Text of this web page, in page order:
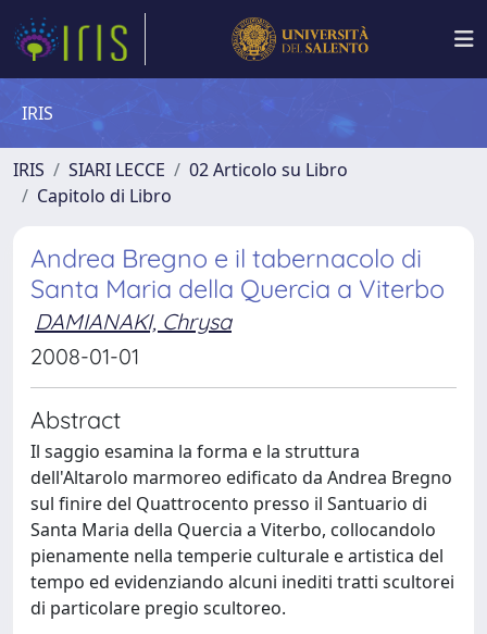
IRIS
IRIS SIARI LECCE
02 Articolo su Libro
Capitolo di Libro
Andrea Bregno e il tabernacolo di
Santa Maria della Quercia a Viterbo
DAMIANAKI, Chrysa
2008-01-01
Abstract
Il saggio esamina la forma e la struttura
dell'Altarolo marmoreo edificato da Andrea Bregno
sul finire del Quattrocento presso il Santuario di
Santa Maria della Quercia a Viterbo, collocandolo
pienamente nella temperie culturale e artistica del
tempo ed evidenziando alcuni inediti tratti scultorei
di particolare pregio scultoreo.